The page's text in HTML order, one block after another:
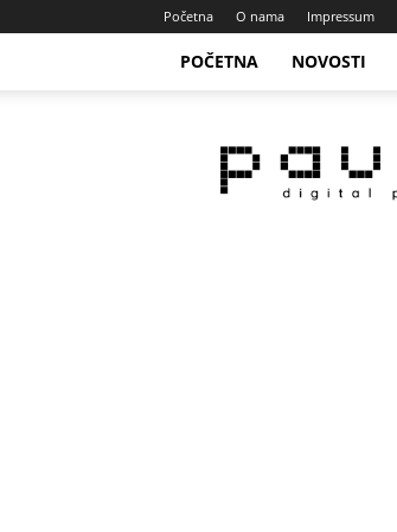
Početna O nama Impressum
POČETNA NOVOSTI
Portal